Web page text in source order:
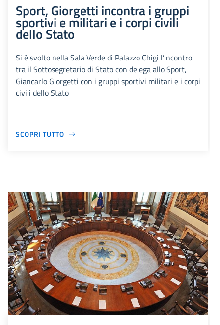
Sport, Giorgetti incontra i gruppi
sportivi e militari e i corpi civili
dello Stato
Si è svolto nella Sala Verde di Palazzo Chigi l’incontro
tra il Sottosegretario di Stato con delega allo Sport,
Giancarlo Giorgetti con i gruppi sportivi militari e i corpi
civili dello Stato
SCOPRI TUTTO